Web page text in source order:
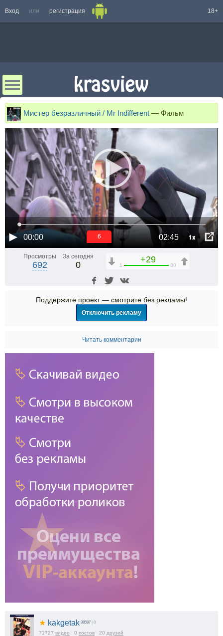
Вход или регистрация 18+
Мистер безразличный / Mr Indifferent — Фильм
00:00 02:45 1x
6
Просмотры
692
За сегодня
0
+29
1 30
Поддержите проект — смотрите без рекламы!
Отключить рекламу
Читать комментарии
★ kakgetak 38597 | 0
71727 видео 0 постов 20 друзей